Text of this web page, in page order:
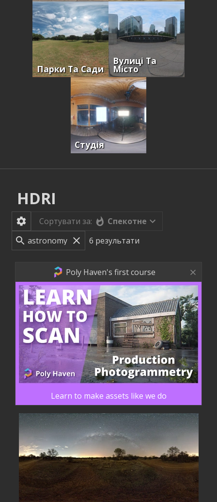
Парки Та Сади
Вулиці Та
Місто
Студія
HDRI
Сортувати за:
Спекотне
6 результати
Poly Haven's first course
Learn to make assets like we do